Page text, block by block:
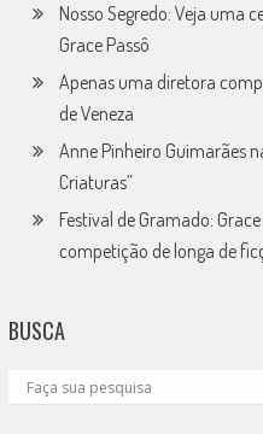
Nosso Segredo: Veja uma
Grace Passô
Apenas uma diretora
de Veneza
Anne Pinheiro Guimarães
Criaturas”
Festival de Gramado:
competição de longa de
BUSCA